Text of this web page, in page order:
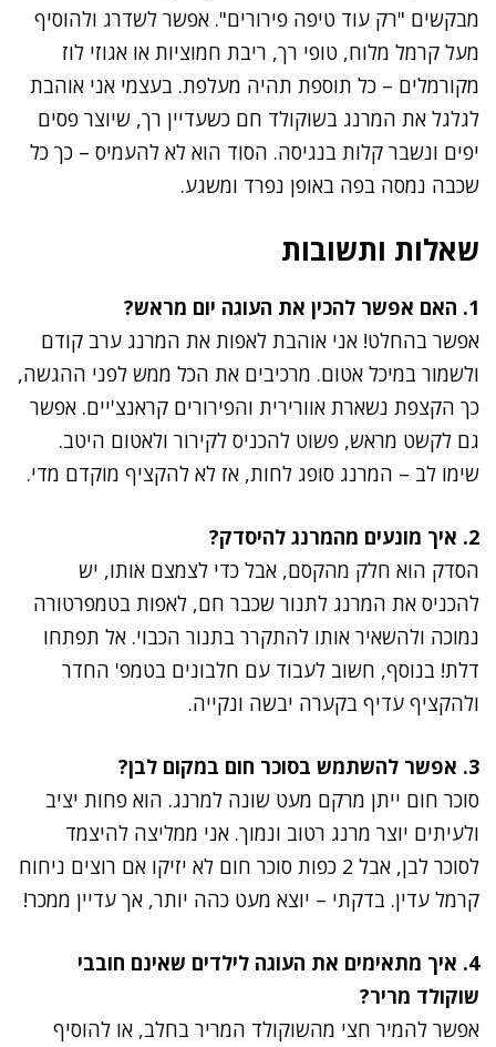
מבקשים "רק עוד טיפה פירורים". אפשר לשדרג ולהוסיף
מעל קרמל מלוח, טופי רך, ריבת חמוציות או אגוזי לוז
מקורמלים – כל תוספת תהיה מעלפת. בעצמי אני אוהבת
לגלגל את המרנג בשוקולד חם כשעדיין רך, שיוצר פסים
יפים ונשבר קלות בנגיסה. הסוד הוא לא להעמיס – כך כל
שכבה נמסה בפה באופן נפרד ומשגע.
שאלות ותשובות
1. האם אפשר להכין את העוגה יום מראש?
אפשר בהחלט! אני אוהבת לאפות את המרנג ערב קודם
ולשמור במיכל אטום. מרכיבים את הכל ממש לפני ההגשה,
כך הקצפת נשארת אוורירית והפירורים קראנצ'יים. אפשר
גם לקשט מראש, פשוט להכניס לקירור ולאטום היטב.
שימו לב – המרנג סופג לחות, אז לא להקציף מוקדם מדי.
2. איך מונעים מהמרנג להיסדק?
הסדק הוא חלק מהקסם, אבל כדי לצמצם אותו, יש
להכניס את המרנג לתנור שכבר חם, לאפות בטמפרטורה
נמוכה ולהשאיר אותו להתקרר בתנור הכבוי. אל תפתחו
דלת! בנוסף, חשוב לעבוד עם חלבונים בטמפ' החדר
ולהקציף עדיף בקערה יבשה ונקייה.
3. אפשר להשתמש בסוכר חום במקום לבן?
סוכר חום ייתן מרקם מעט שונה למרנג. הוא פחות יציב
ולעיתים יוצר מרנג רטוב ונמוך. אני ממליצה להיצמד
לסוכר לבן, אבל 2 כפות סוכר חום לא יזיקו אם רוצים ניחוח
קרמל עדין. בדקתי – יוצא מעט כהה יותר, אך עדיין ממכר!
4. איך מתאימים את העוגה לילדים שאינם חובבי
שוקולד מריר?
אפשר להמיר חצי מהשוקולד המריר בחלב, או להוסיף